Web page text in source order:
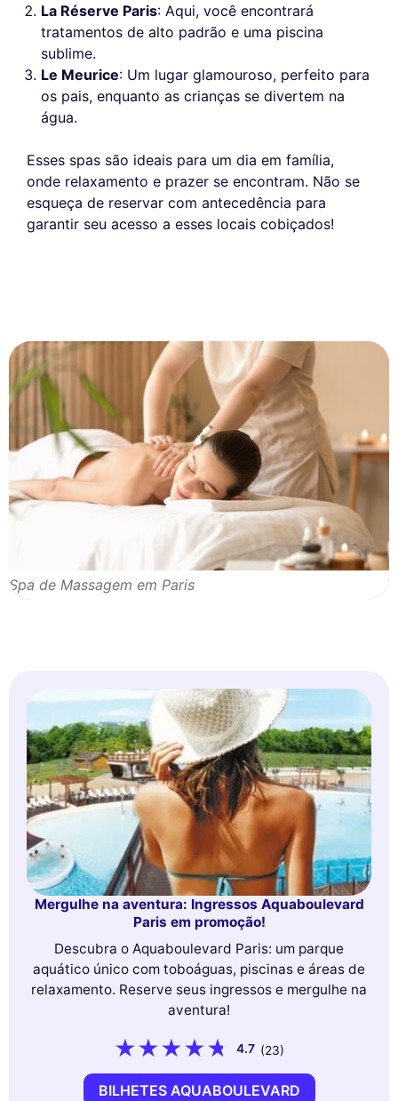
La Réserve Paris: Aqui, você encontrará
tratamentos de alto padrão e uma piscina
sublime.
Le Meurice: Um lugar glamouroso, perfeito para
os pais, enquanto as crianças se divertem na
água.
Esses spas são ideais para um dia em família,
onde relaxamento e prazer se encontram. Não se
esqueça de reservar com antecedência para
garantir seu acesso a esses locais cobiçados!
Spa de Massagem em Paris
Mergulhe na aventura: Ingressos Aquaboulevard
Paris em promoção!
Descubra o Aquaboulevard Paris: um parque
aquático único com toboáguas, piscinas e áreas de
relaxamento. Reserve seus ingressos e mergulhe na
aventura!
4.7 (23)
BILHETES AQUABOULEVARD